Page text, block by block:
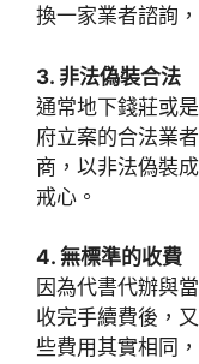
換一家業者諮詢
3. 非法偽裝合法
通常地下錢莊或
府立案的合法業
商，以非法偽裝
戒心。
4. 無標準的收費
因為代書代辦與
收完手續費後，
些費用其實相同